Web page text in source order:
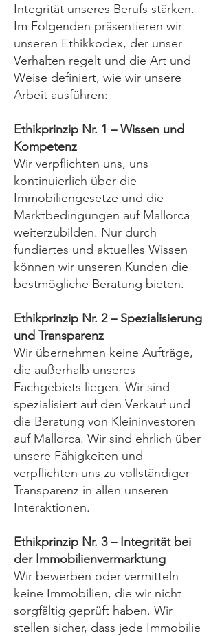
Integrität unseres Berufs stärken.
Im Folgenden präsentieren wir
unseren Ethikkodex, der unser
Verhalten regelt und die Art und
Weise definiert, wie wir unsere
Arbeit ausführen:
Ethikprinzip Nr. 1 – Wissen und
Kompetenz
Wir verpflichten uns, uns
kontinuierlich über die
Immobiliengesetze und die
Marktbedingungen auf Mallorca
weiterzubilden. Nur durch
fundiertes und aktuelles Wissen
können wir unseren Kunden die
bestmögliche Beratung bieten.
Ethikprinzip Nr. 2 – Spezialisierung
und Transparenz
Wir übernehmen keine Aufträge,
die außerhalb unseres
Fachgebiets liegen. Wir sind
spezialisiert auf den Verkauf und
die Beratung von Kleininvestoren
auf Mallorca. Wir sind ehrlich über
unsere Fähigkeiten und
verpflichten uns zu vollständiger
Transparenz in allen unseren
Interaktionen.
Ethikprinzip Nr. 3 – Integrität bei
der Immobilienvermarktung
Wir bewerben oder vermitteln
keine Immobilien, die wir nicht
sorgfältig geprüft haben. Wir
stellen sicher, dass jede Immobilie